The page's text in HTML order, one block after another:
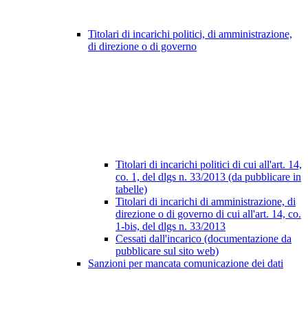
Titolari di incarichi politici, di amministrazione,
di direzione o di governo
Titolari di incarichi politici di cui all'art. 14,
co. 1, del dlgs n. 33/2013 (da pubblicare in
tabelle)
Titolari di incarichi di amministrazione, di
direzione o di governo di cui all'art. 14, co.
1-bis, del dlgs n. 33/2013
Cessati dall'incarico (documentazione da
pubblicare sul sito web)
Sanzioni per mancata comunicazione dei dati